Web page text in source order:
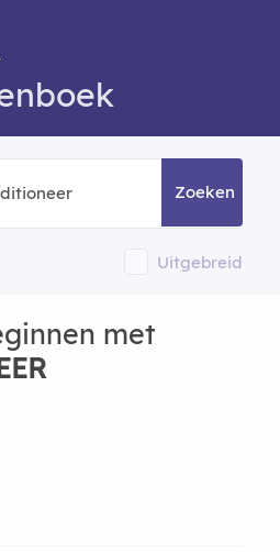
Zoeken
Uitgebreid
met